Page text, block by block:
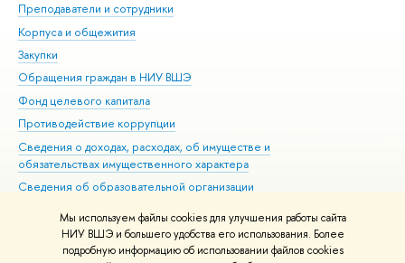
Мы используем файлы cookies для улучшения работы сайта
НИУ ВШЭ и большего удобства его использования. Более
подробную информацию об использовании файлов cookies
Преподаватели и сотрудники
Корпуса и общежития
Закупки
Обращения граждан в НИУ ВШЭ
Фонд целевого капитала
Противодействие коррупции
Сведения о доходах, расходах, об имуществе и
обязательствах имущественного характера
Сведения об образовательной организации
Людям с ограниченными возможностями здоровья
Единая платежная страница
Работа в Вышке